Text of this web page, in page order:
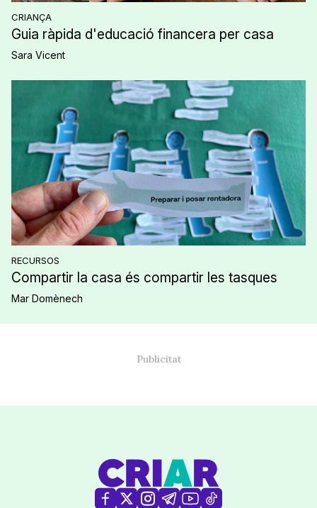
CRIANÇA
Guia ràpida d'educació financera per casa
Sara Vicent
RECURSOS
Compartir la casa és compartir les tasques
Mar Domènech